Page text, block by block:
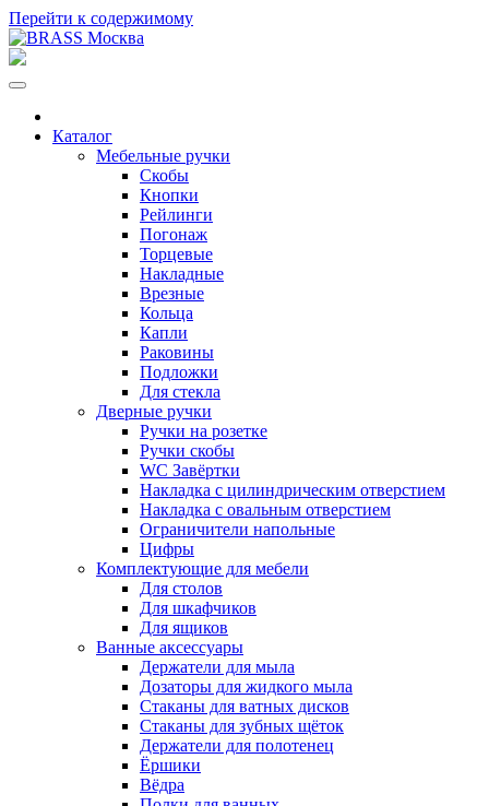
Перейти к содержимому
Каталог
Мебельные ручки
Скобы
Кнопки
Рейлинги
Погонаж
Торцевые
Накладные
Врезные
Кольца
Капли
Раковины
Подложки
Для стекла
Дверные ручки
Ручки на розетке
Ручки скобы
WC Завёртки
Накладка с цилиндрическим отверстием
Накладка с овальным отверстием
Ограничители напольные
Цифры
Комплектующие для мебели
Для столов
Для шкафчиков
Для ящиков
Ванные аксессуары
Держатели для мыла
Дозаторы для жидкого мыла
Стаканы для ватных дисков
Стаканы для зубных щёток
Держатели для полотенец
Ёршики
Вёдра